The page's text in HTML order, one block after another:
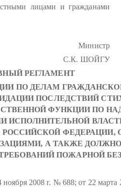
лицами и гражданами
Министр
С.К. ШОЙГУ
РЕГЛАМЕНТ
ПО ДЕЛАМ
ПОСЛЕДСТВИЙ
ФУНКЦИИ ПО
ИСПОЛНИТЕЛЬНОЙ
ФЕДЕРАЦИИ,
А ТАКЖЕ
ПОЖАРНОЙ
2008 г. № 688; от 22 марта